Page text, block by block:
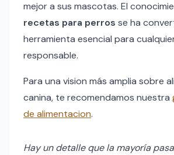
mejor a sus mascotas. El
recetas para perros se ha
herramienta esencial para
responsable.
Para una vision más amplia sobre
canina, te recomendamos nuestra
de alimentacion.
Hay un detalle que la mayoría